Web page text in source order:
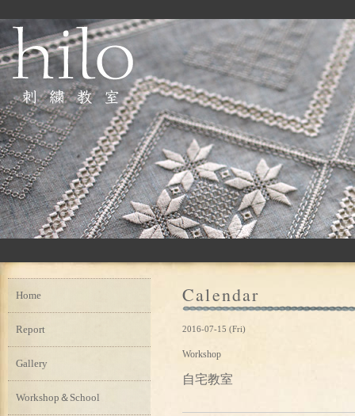
Calendar
2016-07-15 (Fri)
Workshop
自宅教室
Home
Report
Gallery
Workshop＆School